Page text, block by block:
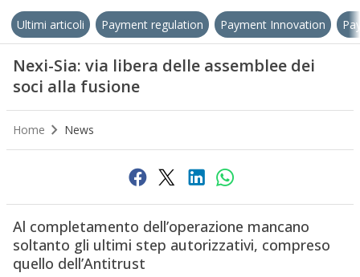
Ultimi articoli Payment regulation Payment Innovation
Nexi-Sia: via libera delle assemblee dei
soci alla fusione
Home News
Al completamento dell’operazione mancano
soltanto gli ultimi step autorizzativi, compreso
quello dell’Antitrust